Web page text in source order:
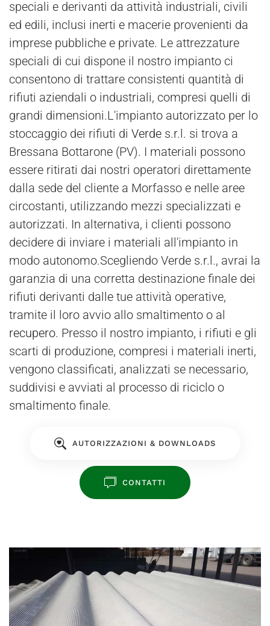
speciali e derivanti da attività industriali, civili
ed edili, inclusi inerti e macerie provenienti da
imprese pubbliche e private. Le attrezzature
speciali di cui dispone il nostro impianto ci
consentono di trattare consistenti quantità di
rifiuti aziendali o industriali, compresi quelli di
grandi dimensioni.L'impianto autorizzato per lo
stoccaggio dei rifiuti di Verde s.r.l. si trova a
Bressana Bottarone (PV). I materiali possono
essere ritirati dai nostri operatori direttamente
dalla sede del cliente a Morfasso e nelle aree
circostanti, utilizzando mezzi specializzati e
autorizzati. In alternativa, i clienti possono
decidere di inviare i materiali all'impianto in
modo autonomo.Scegliendo Verde s.r.l., avrai la
garanzia di una corretta destinazione finale dei
rifiuti derivanti dalle tue attività operative,
tramite il loro avvio allo smaltimento o al
recupero. Presso il nostro impianto, i rifiuti e gli
scarti di produzione, compresi i materiali inerti,
vengono classificati, analizzati se necessario,
suddivisi e avviati al processo di riciclo o
smaltimento finale.
AUTORIZZAZIONI & DOWNLOADS
CONTATTI